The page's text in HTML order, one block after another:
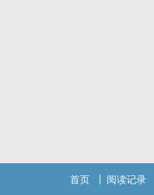
首页 阅读记录